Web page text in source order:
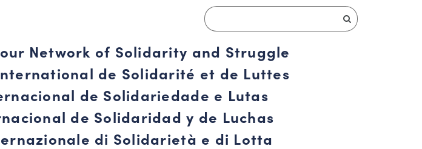
Network of Solidarity and Struggle
de Solidarité et de Luttes
de Solidariedade e Lutas
de Solidaridad y de Luchas
di Solidarietà e di Lotta